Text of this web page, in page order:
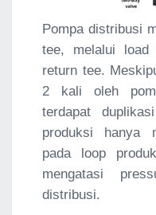
Pompa distribusi
tee, melalui
return tee.
2 kali oleh
terdapat
produksi hanya
pada loop
mengatasi
distribusi.